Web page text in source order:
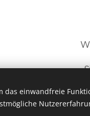
Wenn
das einwandfreie